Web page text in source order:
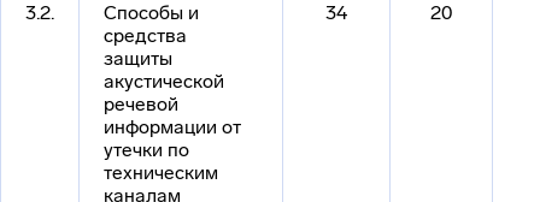
3.2.
Способы и
средства
защиты
акустической
речевой
информации от
утечки по
техническим
каналам
34 20